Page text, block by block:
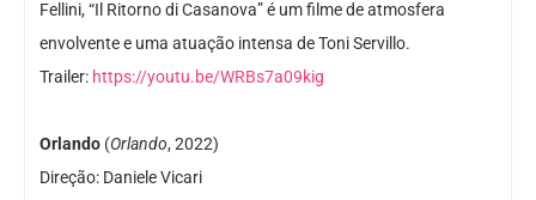
Fellini, “Il Ritorno di Casanova” é um filme de atmosfera
envolvente e uma atuação intensa de Toni Servillo.
Trailer: https://youtu.be/WRBs7a09kig
Orlando (Orlando, 2022)
Direção: Daniele Vicari